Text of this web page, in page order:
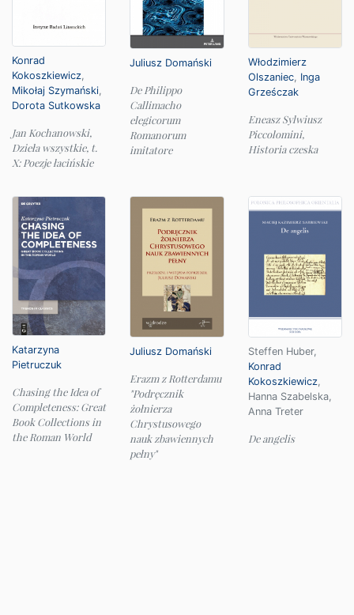
Konrad
Kokoszkiewicz,
Mikołaj Szymański,
Dorota Sutkowska
Jan Kochanowski,
Dzieła wszystkie, t.
X: Poezje łacińskie
Juliusz Domański
De Philippo
Callimacho
elegicorum
Romanorum
imitatore
Włodzimierz
Olszaniec, Inga
Grześczak
Eneasz Sylwiusz
Piccolomini,
Historia czeska
Katarzyna
Pietruczuk
Chasing the Idea of
Completeness: Great
Book Collections in
the Roman World
Juliusz Domański
Erazm z Rotterdamu
"Podręcznik
żołnierza
Chrystusowego
nauk zbawiennych
pełny"
Steffen Huber,
Konrad
Kokoszkiewicz,
Hanna Szabelska,
Anna Treter
De angelis